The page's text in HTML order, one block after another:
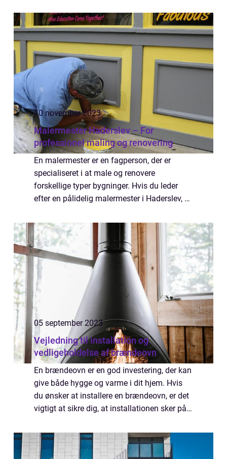
karakteristiske design og store glaspaneler
...
10 november 2023
Malermester Haderslev – For
professionel maling og renovering
En malermester er en fagperson, der er
specialiseret i at male og renovere
forskellige typer bygninger. Hvis du leder
efter en pålidelig malermester i Haderslev, er
malermester i Haderslev kan hjælpe dig...
05 september 2023
Vejledning til installation og
vedligeholdelse af brændeovn
En brændeovn er en god investering, der kan
give både hygge og varme i dit hjem. Hvis
du ønsker at installere en brændeovn, er det
vigtigt at sikre dig, at installationen sker på
montering af brændeovnen er både ...